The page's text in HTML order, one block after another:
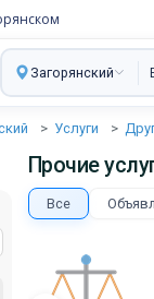
Загорянский
Услуги
Прочие
Все